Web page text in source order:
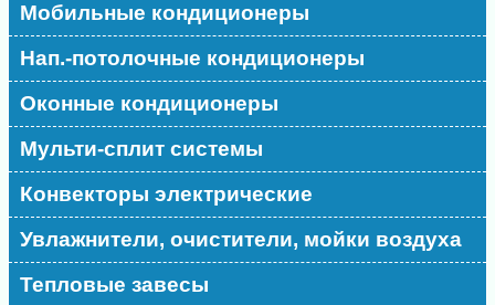
Мобильные кондиционеры
Нап.-потолочные кондиционеры
Оконные кондиционеры
Мульти-сплит системы
Конвекторы электрические
Увлажнители, очистители, мойки воздуха
Тепловые завесы